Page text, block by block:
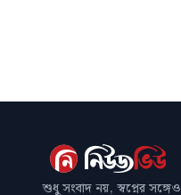
শুধু সংবাদ নয়, স্বপ্নের সঙ্গেও